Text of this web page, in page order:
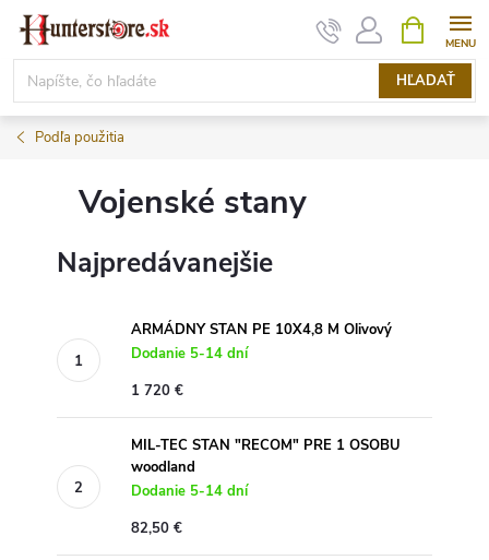
Prejsť
obsah
HĽADAŤ
KOŠÍK
Podľa použitia
Vojenské stany
Najpredávanejšie
ARMÁDNY STAN PE 10X4,8 M Olivový
Dodanie 5-14 dní
1 720 €
MIL-TEC STAN "RECOM" PRE 1 OSOBU
woodland
Dodanie 5-14 dní
82,50 €